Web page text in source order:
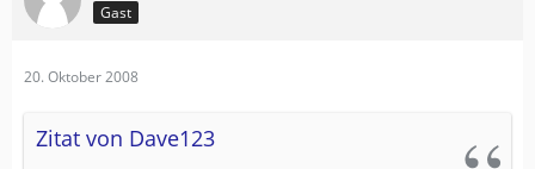
Gast
20. Oktober 2008
Zitat von Dave123